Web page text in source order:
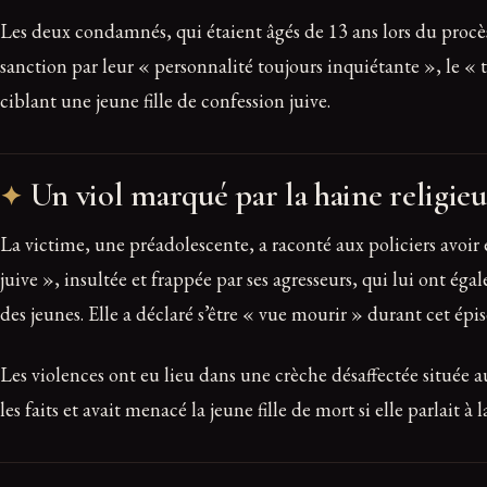
Les deux condamnés, qui étaient âgés de 13 ans lors du
sanction par leur « personnalité toujours inquiétante », le «
ciblant une jeune fille de confession juive.
Un viol marqué par la haine
La victime, une préadolescente, a raconté aux policiers
juive », insultée et frappée par ses agresseurs, qui lui ont
des jeunes. Elle a déclaré s’être « vue mourir » durant cet
Les violences ont eu lieu dans une crèche désaffectée
les faits et avait menacé la jeune fille de mort si elle parlait à